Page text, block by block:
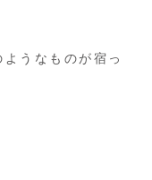
ようなものが宿っ